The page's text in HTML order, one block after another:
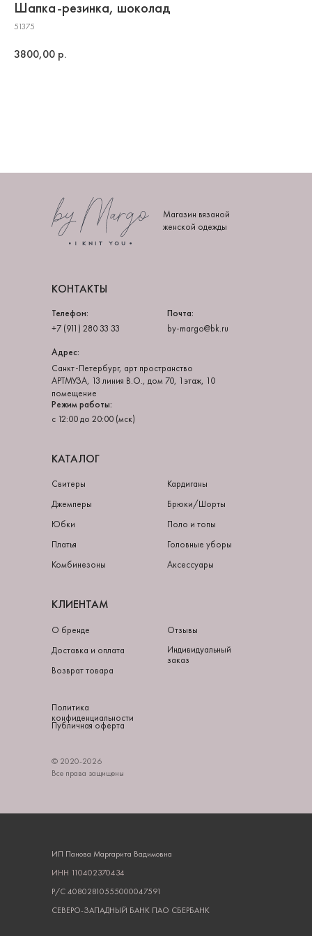
Шапка-резинка, шоколад
51375
3800,00 р.
Магазин вязаной
женской одежды
© 2020-2026
Все права защищены
Телефон:
+7 (911) 280 33 33
Адрес:
Санкт-Петербург, арт пространство
АРТМУЗА, 13 линия В.О., дом 70, 1этаж, 10
помещение
Почта:
by-margo@bk.ru
Режим работы:
с 12:00 до 20:00 (мск)
КОНТАКТЫ
КЛИЕНТАМ
Доставка и оплата
Возврат товара
Отзывы
Индивидуальный
заказ
О бренде
Политика
конфиденциальности
Публичная оферта
КАТАЛОГ
Свитеры
Джемперы
Кардиганы
Брюки/Шорты
Поло и топы
Головные уборы
Аксессуары
Платья
Комбинезоны
Юбки
ИП Панова Маргарита Вадимовна
ИНН 110402370434
Р/С 40802810555000047591
СЕВЕРО-ЗАПАДНЫЙ БАНК ПАО СБЕРБАНК